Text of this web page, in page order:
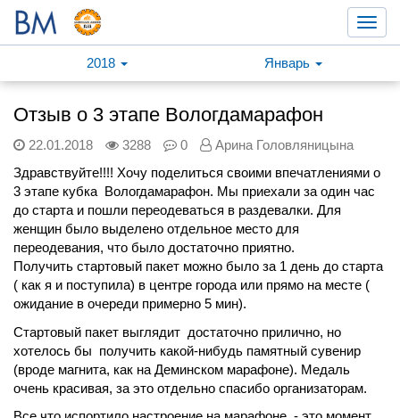
2018
Январь
Отзыв о 3 этапе Вологдамарафон
22.01.2018 3288 0
Арина Головляницына
Здравствуйте!!!! Хочу поделиться своими впечатлениями о
3 этапе кубка Вологдамарафон. Мы приехали за один час
до старта и пошли переодеваться в раздевалки. Для
женщин было выделено отдельное место для
переодевания, что было достаточно приятно.
Получить стартовый пакет можно было за 1 день до старта
( как я и поступила) в центре города или прямо на месте (
ожидание в очереди примерно 5 мин).
Стартовый пакет выглядит достаточно прилично, но
хотелось бы получить какой-нибудь памятный сувенир
(вроде магнита, как на Деминском марафоне). Медаль
очень красивая, за это отдельно спасибо организаторам.